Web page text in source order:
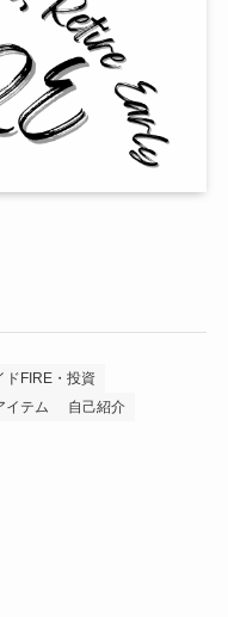
ドFIRE・投資
イテム 自己紹介